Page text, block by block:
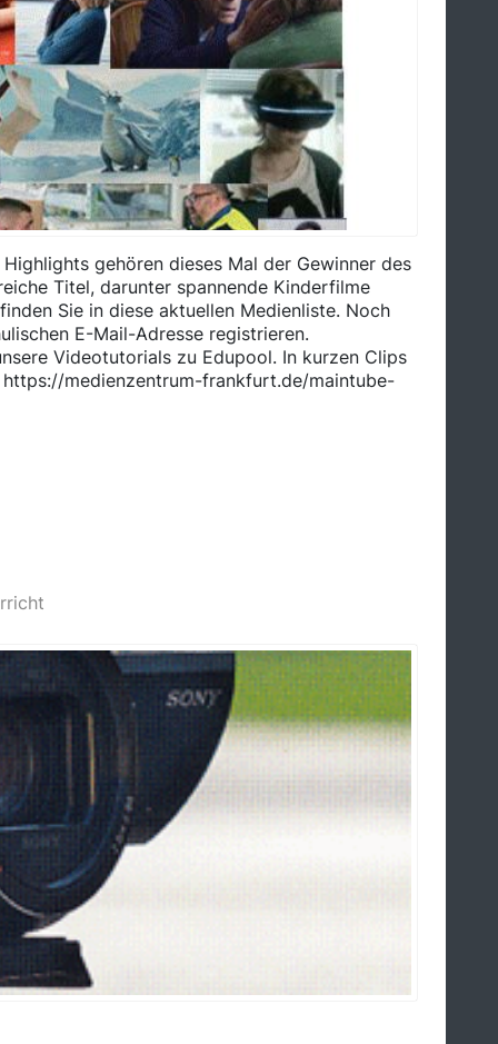
gehören dieses Mal der Gewinner des
Titel, darunter spannende Kinderfilme
Sie in diese aktuellen Medienliste. Noch
E-Mail-Adresse registrieren.
Videotutorials zu Edupool. In kurzen Clips
medienzentrum-frankfurt.de/maintube-